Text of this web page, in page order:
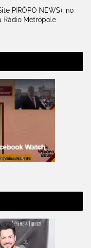
PIRÔPO NEWS), no
Rádio Metrópole